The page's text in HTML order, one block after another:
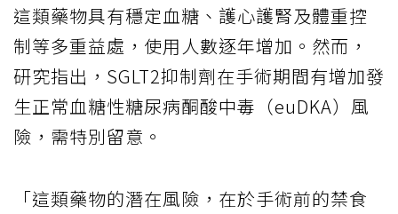
這類藥物具有穩定血糖、護心護腎及體重控
制等多重益處，使用人數逐年增加。然而，
研究指出，SGLT2抑制劑在手術期間有增加發
生正常血糖性糖尿病酮酸中毒（euDKA）風
險，需特別留意。
「這類藥物的潛在風險，在於手術前的禁食